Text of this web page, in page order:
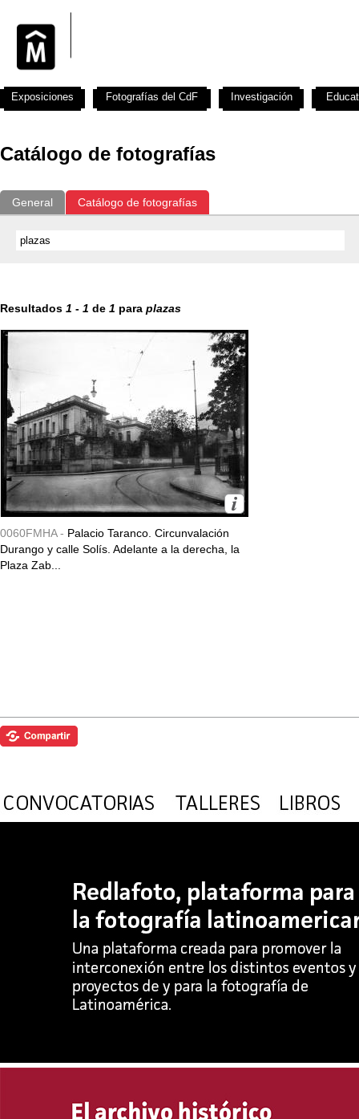
Catálogo de fotografías
General Catálogo de fotografías
Resultados 1 - 1 de 1 para plazas
0060FMHA - Palacio Taranco. Circunvalación
Durango y calle Solís. Adelante a la derecha, la
Plaza Zab...
Exposiciones Fotografías del CdF Investigación